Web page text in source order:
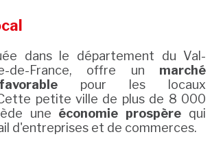
dans le département du Val-
de-France, offre un marché
pour les locaux
petite ville de plus de 8 000
une économie prospère qui
d'entreprises et de commerces.